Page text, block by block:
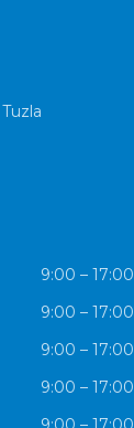
9:00 – 17:00
9:00 – 17:00
9:00 – 17:00
9:00 – 17:00